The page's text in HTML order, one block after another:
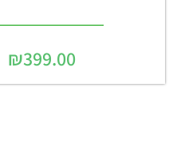
₪399.00